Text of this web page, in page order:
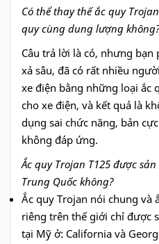
Có thể thay thế ắc quy
quy cùng dung lượng không?
Câu trả lời là có, nhưng bạn
xả sâu, đã có rất nhiều
xe điện bằng những loại ắc
cho xe điện, và kết quả là
dụng sai chức năng, bản
không đáp ứng.
Ắc quy Trojan T125 được
Trung Quốc không?
Ắc quy Trojan nói chung và
riêng trên thế giới chỉ được
tại Mỹ ở: California và